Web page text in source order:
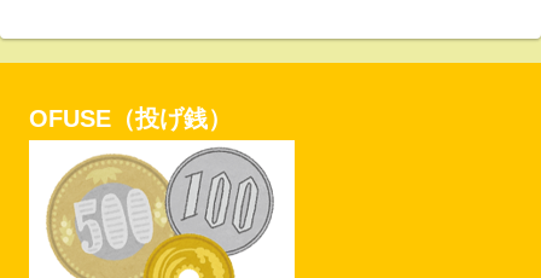
OFUSE（投げ銭）